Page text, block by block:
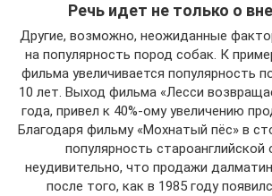
Речь идет не только о
Другие, возможно, неожиданные
на популярность пород собак. К
фильма увеличивается популярность
10 лет. Выход фильма «Лесси
года, привел к 40%-ому увеличению
Благодаря фильму «Мохнатый пёс» в
популярность староанглийской
неудивительно, что продажи
после того, как в 1985 году